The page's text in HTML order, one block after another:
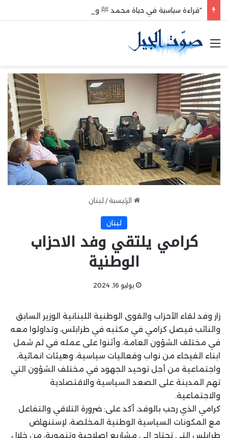
“قراءة سياسية في حياة محمد ﷺ وبعد وفاته”
القائمة
الرئيسية / لبنان
لبنان
كرامي يلتقي وفد الاحزاب
الوطنية
يوليو 16, 2024
زار وفد لقاء الأحزاب والقوى الوطنية اللبنانية الوزير السابق
والنائب فيصل كرامي في مكتبه في طرابلس، وتداولوا معه
في مختلف الشؤون العامة، وأثنوا على عمله في لم شمل
ابناء الفيحاء من نواب وفعاليات سياسية، وهيئات انمائية،
واجتماعية من أجل توحيد الجهود في مختلف الشؤون التي
تهم المدينة على الصعد السياسية والاقتصادية
والاجتماعية.
كرامي الذي رحب بالوفد، أكد على: ضرورة التلاقي والتفاعل
مع المكونات السياسية الوطنية المخلصة، لإستنهاض
طرابلس التي تحتاج إلى مشاريع إصلاحية وتنموية، من خلال